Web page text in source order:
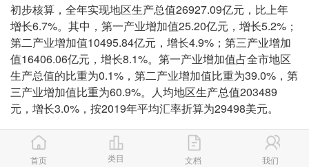
初步核算，全年实现地区生产总值26927.09亿元，比上年
增长6.7%。其中，第一产业增加值25.20亿元，增长5.2%；
第二产业增加值10495.84亿元，增长4.9%；第三产业增加
值16406.06亿元，增长8.1%。第一产业增加值占全市地区
生产总值的比重为0.1%，第二产业增加值比重为39.0%，第
三产业增加值比重为60.9%。人均地区生产总值203489
元，增长3.0%，按2019年平均汇率折算为29498美元。
四大支柱产业中，金融业增加值3667.63亿元，比上年增长
9.1%；物流业增加值2739.82亿元，增长7.5%;文化及相关
首页 类目 文档 我们